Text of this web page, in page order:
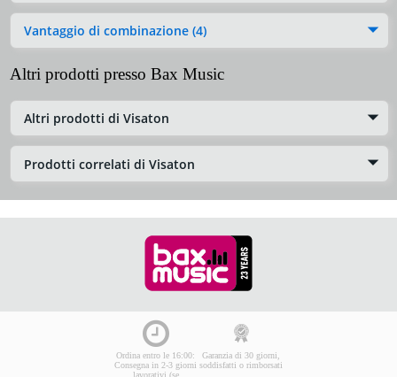
Vantaggio di combinazione (4)
Altri prodotti presso Bax Music
Altri prodotti di Visaton
Prodotti correlati di Visaton
Ordina entro le 16:00:
Consegna in 2-3 giorni
lavorativi (se
Garanzia di 30 giorni,
soddisfatti o rimborsati